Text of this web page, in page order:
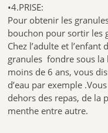
•4.PRISE:
Pour obtenir les
bouchon pour sortir les
Chez l’adulte et
granules fondre sous
moins de 6 ans, vous
d’eau par exemple
dehors des repas, de la
menthe entre autre.